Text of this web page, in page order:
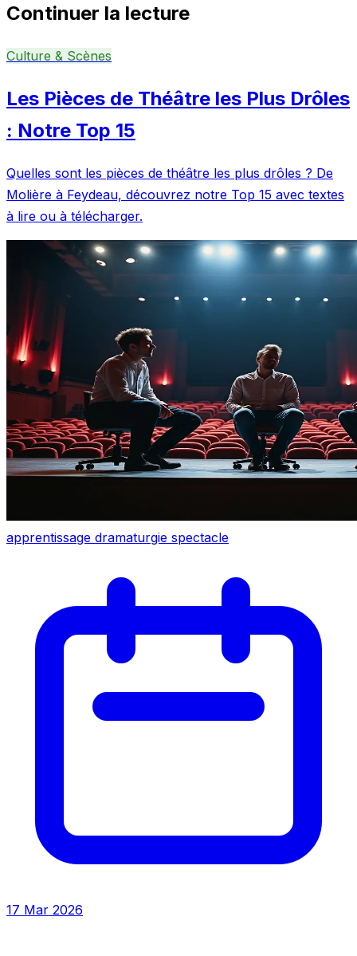
Continuer la lecture
Culture & Scènes
Les Pièces de Théâtre les Plus Drôles
: Notre Top 15
Quelles sont les pièces de théâtre les plus drôles ? De
Molière à Feydeau, découvrez notre Top 15 avec textes
à lire ou à télécharger.
apprentissage dramaturgie spectacle
17 Mar 2026